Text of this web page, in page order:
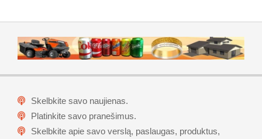
Skelbkite savo naujienas.
Platinkite savo pranešimus.
Skelbkite apie savo verslą, paslaugas, produktus,